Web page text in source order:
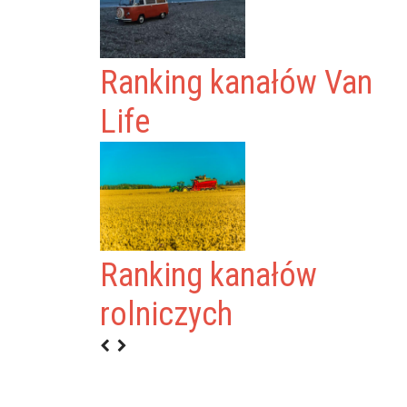
Ranking kanałów Van
Life
Ranking kanałów
rolniczych